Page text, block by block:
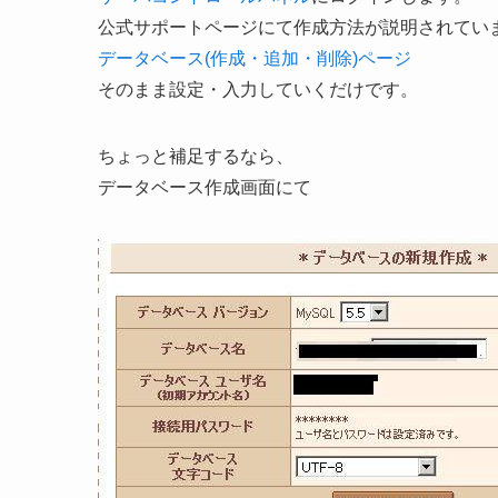
公式サポートページにて作成方法が説明されてい
データベース(作成・追加・削除)ページ
そのまま設定・入力していくだけです。
ちょっと補足するなら、
データベース作成画面にて